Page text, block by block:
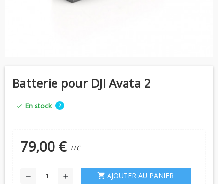
Batterie pour DJI Avata 2
check En stock ?
79,00 € TTC
remove add shopping_cart AJOUTER AU PANIER